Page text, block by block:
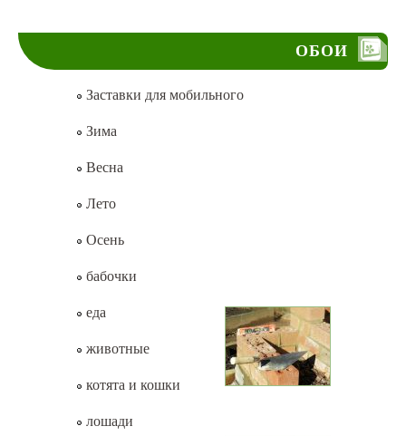
ОБОИ
Заставки для мобильного
Зима
Весна
Лето
Осень
бабочки
еда
животные
котята и кошки
лошади